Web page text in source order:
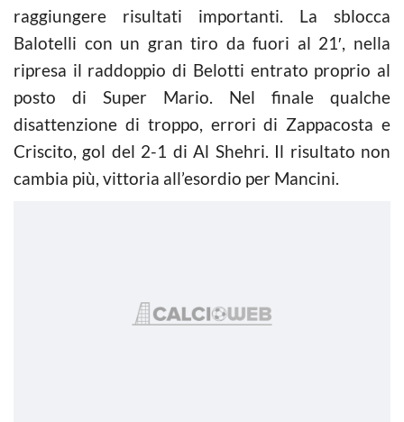
raggiungere risultati importanti. La sblocca
Balotelli con un gran tiro da fuori al 21′, nella
ripresa il raddoppio di Belotti entrato proprio al
posto di Super Mario. Nel finale qualche
disattenzione di troppo, errori di Zappacosta e
Criscito, gol del 2-1 di Al Shehri. Il risultato non
cambia più, vittoria all’esordio per Mancini.